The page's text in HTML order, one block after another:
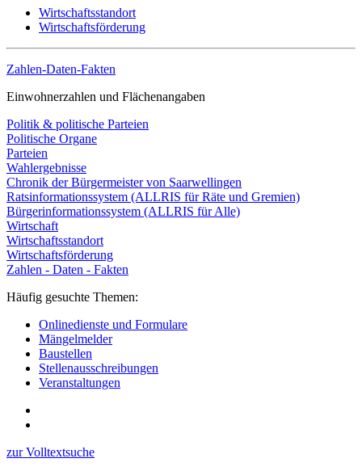
Wirtschaftsstandort
Wirtschaftsförderung
Zahlen-Daten-Fakten
Einwohnerzahlen und Flächenangaben
Politik & politische Parteien
Politische Organe
Parteien
Wahlergebnisse
Chronik der Bürgermeister von Saarwellingen
Ratsinformationssystem (ALLRIS für Räte und Gremien)
Bürgerinformationssystem (ALLRIS für Alle)
Wirtschaft
Wirtschaftsstandort
Wirtschaftsförderung
Zahlen - Daten - Fakten
Häufig gesuchte Themen:
Onlinedienste und Formulare
Mängelmelder
Baustellen
Stellenausschreibungen
Veranstaltungen
zur Volltextsuche